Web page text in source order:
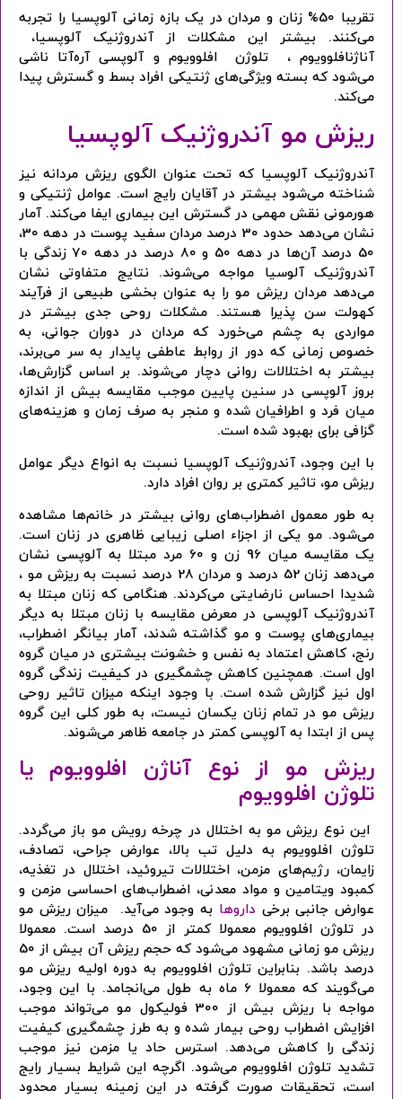
تقریبا 50% زنان و مردان در یک بازه زمانی آلوپسیا را تجربه
می‌کنند. بیشتر این مشکلات از آندروژنیک آلوپسیا،
آناژنافلوویوم ، تلوژن افلوویوم و آلوپسی آره‌آتا ناشی
می‌شود که بسته ویژگی‌های ژنتیکی افراد بسط و گسترش پیدا
می‌کند.
ریزش مو آندروژنیک آلوپسیا
آندروژنیک آلوپسیا که تحت عنوان الگوی ریزش مردانه نیز
شناخته می‌شود بیشتر در آقایان رایج است. عوامل ژنتیکی و
هورمونی نقش مهمی در گسترش این بیماری ایفا می‌کند. آمار
نشان می‌دهد حدود 30 درصد مردان سفید پوست در دهه 30،
50 درصد آن‌ها در دهه 50 و 80 درصد در دهه 70 زندگی با
آندروژنیک آلوسیا مواجه می‌شوند. نتایج متفاوتی نشان
می‌دهد مردان ریزش مو را به عنوان بخشی‌ طبیعی از فرآیند
کهولت سن پذیرا هستند. مشکلات روحی جدی بیشتر در
مواردی به چشم می‌خورد که مردان در دوران جوانی، به
خصوص زمانی که دور از روابط عاطفی پایدار به سر می‌برند،
بیشتر به اختلالات روانی دچار می‌شوند. بر اساس گزارش‌ها،
بروز آلوپسی در سنین پایین موجب مقایسه بیش از اندازه
میان فرد و اطرافیان شده و منجر به صرف زمان و هزینه‌های
گزافی برای بهبود شده است.
با این وجود، آندروژنیک آلوپسیا نسبت به انواع دیگر عوامل
ریزش مو، تاثیر کمتری بر روان افراد دارد.
به طور معمول اضطراب‌های روانی بیشتر در خانم‌ها مشاهده
می‌شود. مو یکی از اجزاء اصلی زیبایی ظاهری در زنان است.
یک مقایسه میان 96 زن و 60 مرد مبتلا به آلوپسی نشان
می‌دهد زنان 52 درصد و مردان 28 درصد نسبت به ریزش مو ،
شدیدا احساس نارضایتی می‌کردند. هنگامی که زنان مبتلا به
آندروژنیک آلوپسی در معرض مقایسه با زنان مبتلا به دیگر
بیماری‌های پوست و مو گذاشته شدند، آمار بیانگر اضطراب،
رنج، کاهش اعتماد به نفس و خشونت بیشتری در میان گروه
اول است. همچنین کاهش چشمگیری در کیفیت زندگی گروه
اول نیز گزارش شده است. با وجود اینکه میزان تاثیر روحی
ریزش مو در تمام زنان یکسان نیست، به طور کلی این گروه
پس از ابتدا به آلوپسی کمتر در جامعه ظاهر می‌شوند.
ریزش مو از نوع آناژن افلوویوم یا
تلوژن افلوویوم
این نوع ریزش مو به اختلال در چرخه رویش مو باز می‌گردد.
تلوژن افلوویوم به دلیل تب بالا، عوارض جراحی، تصادف،
زایمان، رژیم‌های مزمن، اختلالات تیروئید، اختلال در تغذیه،
کمبود ویتامین و مواد معدنی، اضطراب‌های احساسی مزمن و
عوارض جانبی برخی‌ داروها به وجود می‌آید. میزان ریزش مو
در تلوژن افلوویوم معمولا کمتر از 50 درصد است. معمولا
ریزش مو زمانی مشهود می‌شود که حجم ریزش آن بیش از 50
درصد باشد. بنابراین تلوژن افلوویوم به دوره اولیه ریزش مو
می‌گویند که معمولا 6 ماه به طول می‌انجامد. با این وجود،
مواجه با ریزش بیش از 300 فولیکول مو می‌تواند موجب
افزایش اضطراب روحی بیمار شده و به طرز چشمگیری کیفیت
زندگی را کاهش می‌دهد. استرس حاد یا مزمن نیز موجب
تشدید تلوژن افلوویوم می‌شود. اگرچه این شرایط بسیار رایج
است، تحقیقات صورت گرفته در این زمینه بسیار محدود